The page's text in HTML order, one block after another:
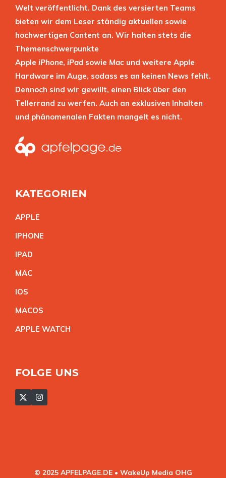
Welt veröffentlicht. Dank des versierten Teams
bieten wir dem Leser ständig aktuellen sowie
hochwertigen Content an. Wir halten stets die
Themenschwerpunkte
Apple iPhone, iPad sowie Mac und weitere Apple
Hardware im Auge, sodass es an keinen News fehlt.
Dennoch sind wir gewillt, einen Blick über den
Tellerrand zu werfen. Auch an exklusiven Inhalten
und phänomenalen Fakten mangelt es nicht.
KATEGORIEN
APPLE
IPHONE
IPAD
MAC
IOS
MACOS
APPLE WATCH
FOLGE UNS
© 2025 APFELPAGE.DE • WakeUp Media OHG